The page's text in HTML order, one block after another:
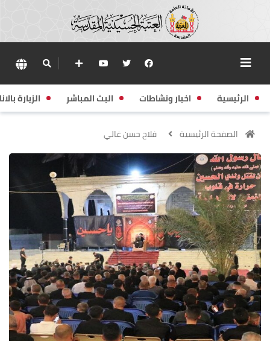
الرئيسية اخبار ونشاطات البث المباشر الزيارة
الصفحة الرئيسية فلاح حسن غالي